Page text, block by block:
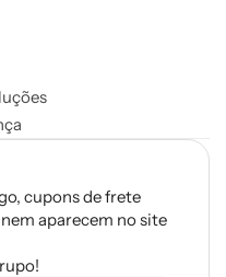
cupons de frete
aparecem no site